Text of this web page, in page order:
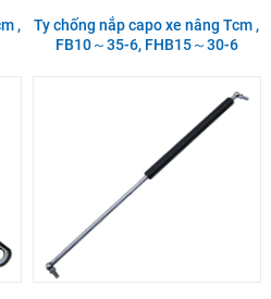
,
Ty chống nắp capo xe nâng Tcm ,
FB10～35-6, FHB15～30-6